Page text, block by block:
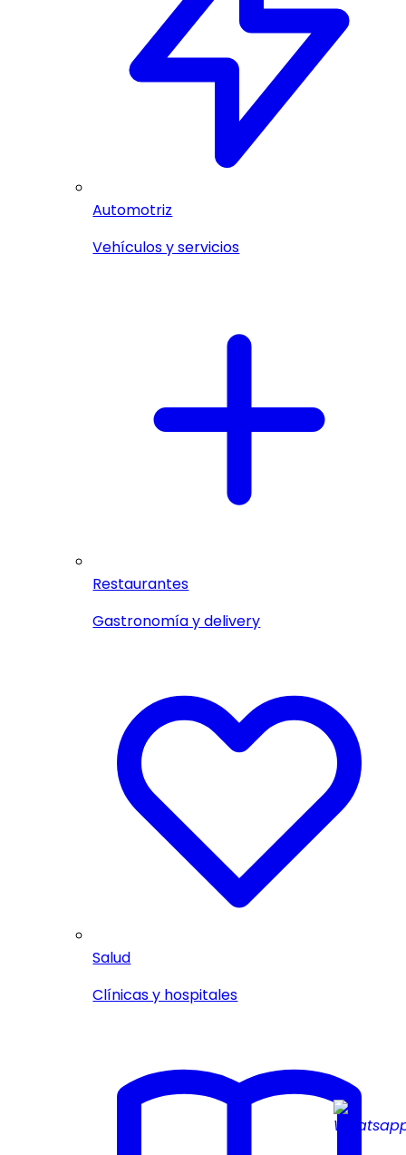
Automotriz
Vehículos y servicios
Restaurantes
Gastronomía y delivery
Salud
Clínicas y hospitales